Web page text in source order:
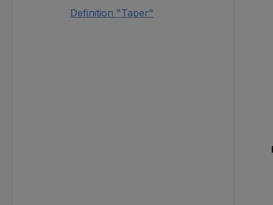
Definition "Taper"